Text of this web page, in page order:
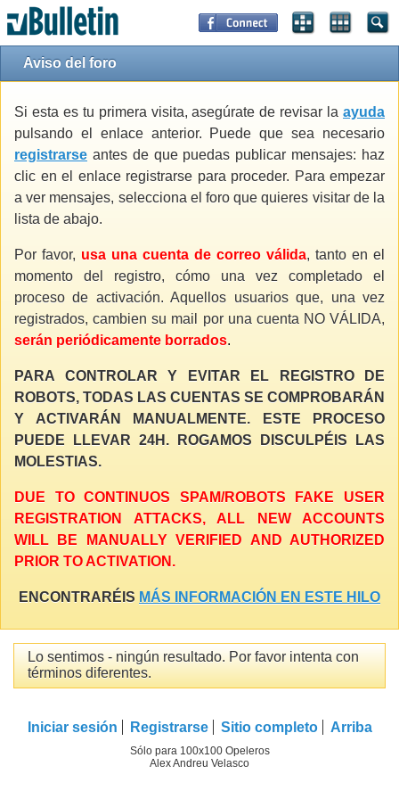
Aviso del foro
Si esta es tu primera visita, asegúrate de revisar la ayuda
pulsando el enlace anterior. Puede que sea necesario
registrarse antes de que puedas publicar mensajes: haz
clic en el enlace registrarse para proceder. Para empezar
a ver mensajes, selecciona el foro que quieres visitar de la
lista de abajo.
Por favor, usa una cuenta de correo válida, tanto en el
momento del registro, cómo una vez completado el
proceso de activación. Aquellos usuarios que, una vez
registrados, cambien su mail por una cuenta NO VÁLIDA,
serán periódicamente borrados.
PARA CONTROLAR Y EVITAR EL REGISTRO DE
ROBOTS, TODAS LAS CUENTAS SE COMPROBARÁN
Y ACTIVARÁN MANUALMENTE. ESTE PROCESO
PUEDE LLEVAR 24H. ROGAMOS DISCULPÉIS LAS
MOLESTIAS.
DUE TO CONTINUOS SPAM/ROBOTS FAKE USER
REGISTRATION ATTACKS, ALL NEW ACCOUNTS
WILL BE MANUALLY VERIFIED AND AUTHORIZED
PRIOR TO ACTIVATION.
ENCONTRARÉIS MÁS INFORMACIÓN EN ESTE HILO
Lo sentimos - ningún resultado. Por favor intenta con
términos diferentes.
Iniciar sesión Registrarse Sitio completo Arriba
Sólo para 100x100 Opeleros
Alex Andreu Velasco